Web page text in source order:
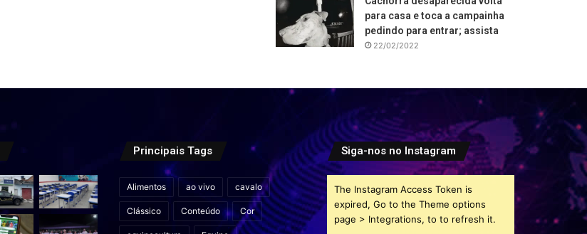
para casa e toca a campainha
pedindo para entrar; assista
22/02/2022
Principais Tags
Alimentos ao vivo cavalo
Clássico Conteúdo Cor
Siga-nos no Instagram
The Instagram Access Token is
expired, Go to the Theme options
page > Integrations, to to refresh it.